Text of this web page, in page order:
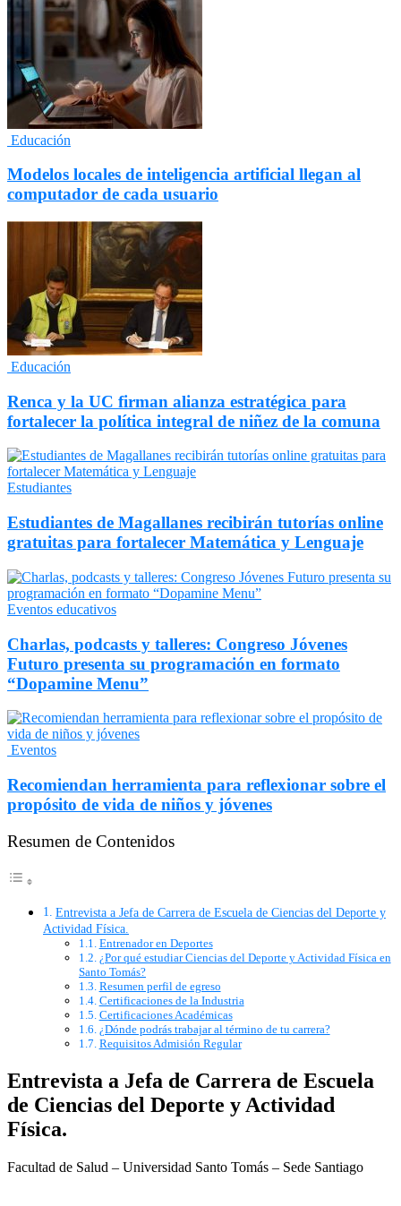
Educación
Modelos locales de inteligencia artificial llegan al
computador de cada usuario
Educación
Renca y la UC firman alianza estratégica para
fortalecer la política integral de niñez de la comuna
Estudiantes
Estudiantes de Magallanes recibirán tutorías online
gratuitas para fortalecer Matemática y Lenguaje
Eventos educativos
Charlas, podcasts y talleres: Congreso Jóvenes
Futuro presenta su programación en formato
“Dopamine Menu”
Eventos
Recomiendan herramienta para reflexionar sobre el
propósito de vida de niños y jóvenes
Resumen de Contenidos
Entrevista a Jefa de Carrera de Escuela de Ciencias del Deporte y
Actividad Física.
Entrenador en Deportes
¿Por qué estudiar Ciencias del Deporte y Actividad Física en
Santo Tomás?
Resumen perfil de egreso
Certificaciones de la Industria
Certificaciones Académicas
¿Dónde podrás trabajar al término de tu carrera?
Requisitos Admisión Regular
Entrevista a Jefa de Carrera de Escuela
de Ciencias del Deporte y Actividad
Física.
Facultad de Salud – Universidad Santo Tomás – Sede Santiago